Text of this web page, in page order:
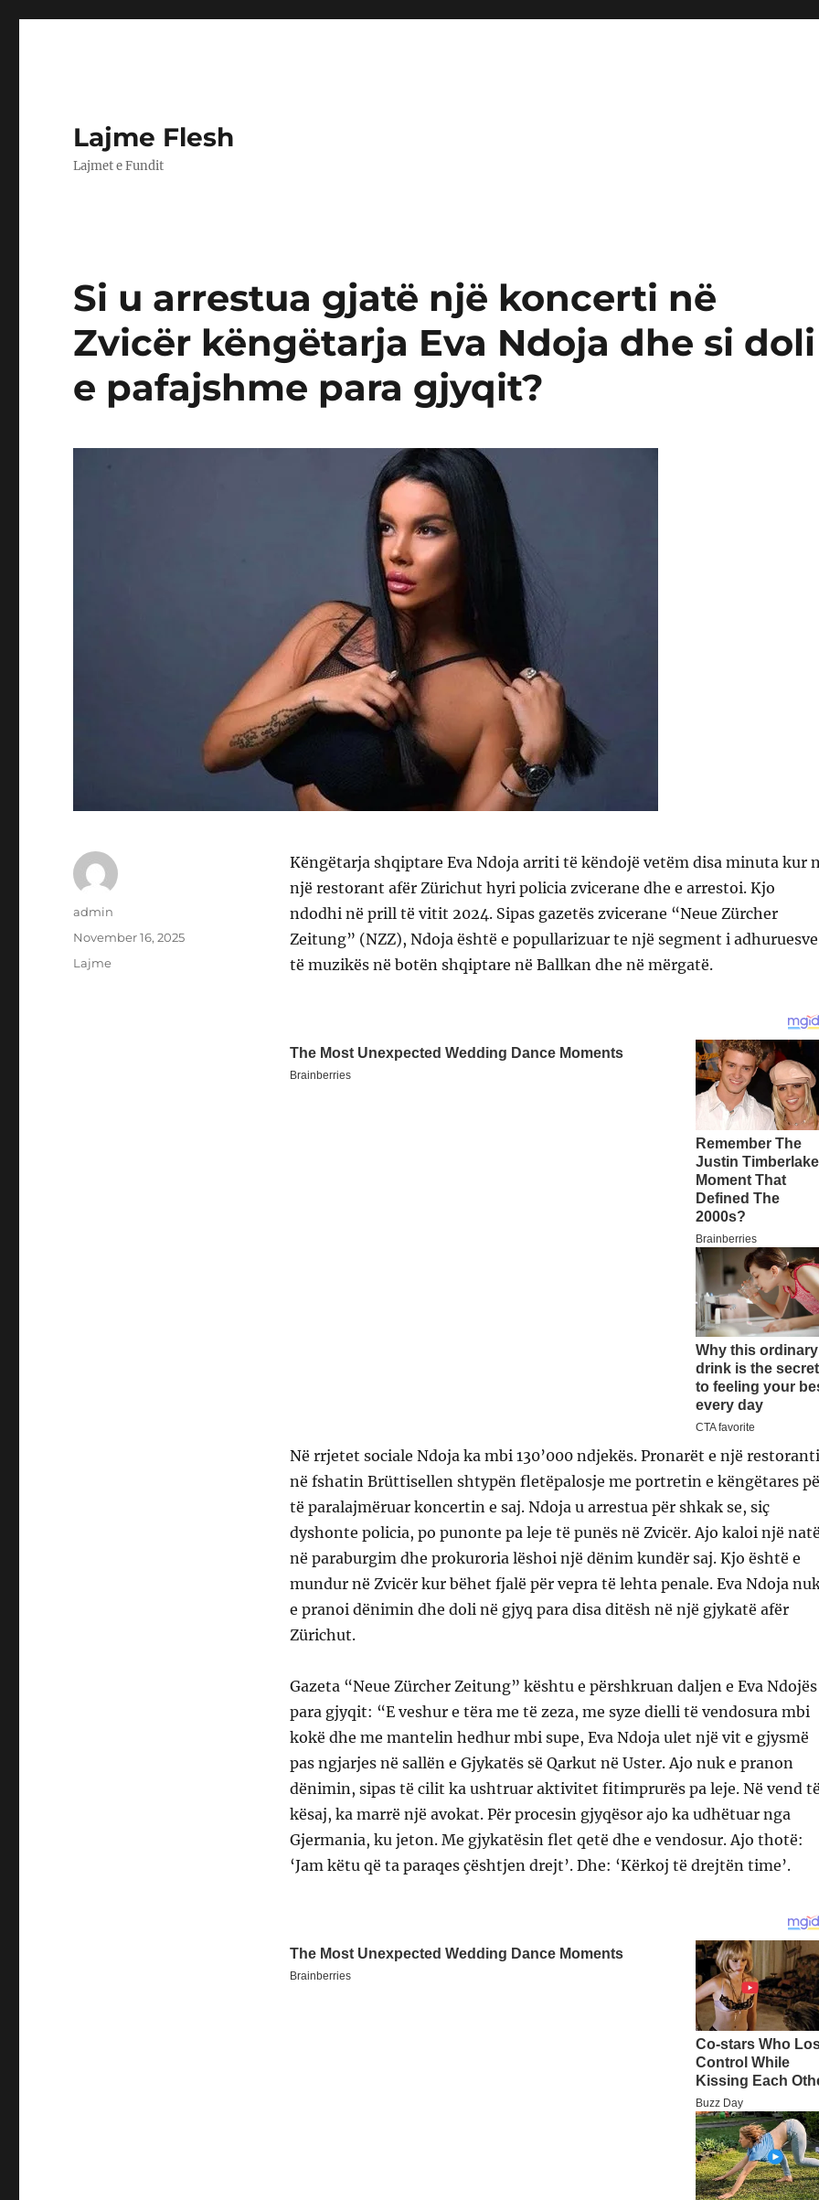
Lajme Flesh
Lajmet e Fundit
Si u arrestua gjatë një koncerti në
Zvicër këngëtarja Eva Ndoja dhe si doli
e pafajshme para gjyqit?
Këngëtarja shqiptare Eva Ndoja arriti të këndojë vetëm disa minuta kur
një restorant afër Zürichut hyri policia zvicerane dhe e arrestoi. Kjo
ndodhi në prill të vitit 2024. Sipas gazetës zvicerane “Neue Zürcher
Zeitung” (NZZ), Ndoja është e popullarizuar te një segment i adhuruesve
të muzikës në botën shqiptare në Ballkan dhe në mërgatë.
Në rrjetet sociale Ndoja ka mbi 130’000 ndjekës. Pronarët e një restoranti
në fshatin Brüttisellen shtypën fletëpalosje me portretin e këngëtares
të paralajmëruar koncertin e saj. Ndoja u arrestua për shkak se, siç
dyshonte policia, po punonte pa leje të punës në Zvicër. Ajo kaloi një
në paraburgim dhe prokuroria lëshoi një dënim kundër saj. Kjo është e
mundur në Zvicër kur bëhet fjalë për vepra të lehta penale. Eva Ndoja
e pranoi dënimin dhe doli në gjyq para disa ditësh në një gjykatë afër
Zürichut.
Gazeta “Neue Zürcher Zeitung” kështu e përshkruan daljen e Eva Ndojës
para gjyqit: “E veshur e tëra me të zeza, me syze dielli të vendosura mbi
kokë dhe me mantelin hedhur mbi supe, Eva Ndoja ulet një vit e gjysmë
pas ngjarjes në sallën e Gjykatës së Qarkut në Uster. Ajo nuk e pranon
dënimin, sipas të cilit ka ushtruar aktivitet fitimprurës pa leje. Në vend
kësaj, ka marrë një avokat. Për procesin gjyqësor ajo ka udhëtuar nga
Gjermania, ku jeton. Me gjykatësin flet qetë dhe e vendosur. Ajo thotë:
‘Jam këtu që ta paraqes çështjen drejt’. Dhe: ‘Kërkoj të drejtën time’.
Author
admin
Posted
November 16, 2025
Categories
Lajme